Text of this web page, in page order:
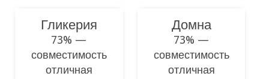
Гликерия
73% —
совместимость
отличная
Домна
73% —
совместимость
отличная